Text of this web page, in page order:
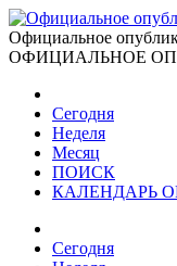
Официальное
ОФИЦИАЛЬНОЕ
Сегодня
Неделя
Месяц
ПОИСК
КАЛЕНДАРЬ
Сегодня